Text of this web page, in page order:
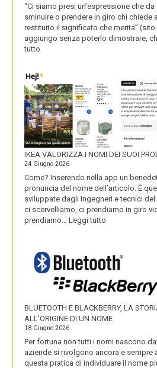
“Ci siamo presi un’espressione che
sminuire o prendere in giro chi chiede
restituito il significato che merita”
aggiungo senza poterlo dimostrare,
tutto
IKEA VALORIZZA I NOMI DEI SUOI
24 Giugno 2026
Come? Inserendo nella app un
pronuncia del nome dell’articolo. È
sviluppate dagli ingegneri e tecnici
ci scervelliamo, ci prendiamo in giro
prendiamo… Leggi tutto
NOMI
DEI
SUOI
PRODOTTI
BLUETOOTH E BLACKBERRY, LA
ALL’ORIGINE DI UN NOME
18 Giugno 2026
Per fortuna non tutti i nomi nascono
aziende si rivolgono ancora e sempre
questa pratica di individuare il nome